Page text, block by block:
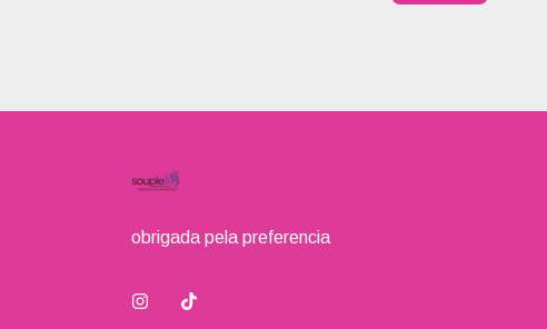
obrigada pela preferencia